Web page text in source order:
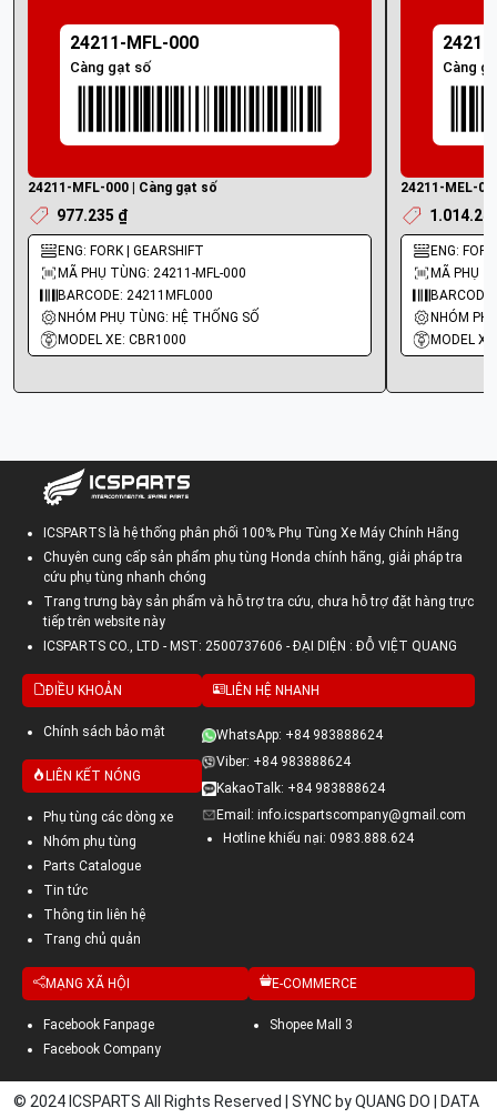
24211-MFL-000
Càng gạt số
24211-MFL-000 | Càng gạt số
977.235 ₫
ENG: FORK | GEARSHIFT
MÃ PHỤ TÙNG: 24211-MFL-000
BARCODE: 24211MFL000
NHÓM PHỤ TÙNG: HỆ THỐNG SỐ
MODEL XE: CBR1000
Càng
24211-MEL-
ENG:
MÃ PHỤ
NHÓM
MODEL
ICSPARTS là hệ thống phân phối 100% Phụ Tùng Xe Máy Chính Hãng
Chuyên cung cấp sản phẩm phụ tùng Honda chính hãng, giải pháp tra
cứu phụ tùng nhanh chóng
Trang trưng bày sản phẩm và hỗ trợ tra cứu, chưa hỗ trợ đặt hàng trực
tiếp trên website này
ICSPARTS CO., LTD - MST: 2500737606 - ĐẠI DIỆN : ĐỖ VIỆT QUANG
ĐIỀU KHOẢN
Chính sách bảo mật
LIÊN KẾT NÓNG
Phụ tùng các dòng xe
Nhóm phụ tùng
Parts Catalogue
Tin tức
Thông tin liên hệ
Trang chủ quản
LIÊN HỆ NHANH
WhatsApp: +84 983888624
Viber: +84 983888624
KakaoTalk: +84 983888624
Email: info.icspartscompany@gmail.com
Hotline khiếu nại: 0983.888.624
MẠNG XÃ HỘI
Facebook Fanpage
Facebook Company
E-COMMERCE
Shopee Mall 3
© 2024 ICSPARTS All Rights Reserved | SYNC by QUANG DO | DATA